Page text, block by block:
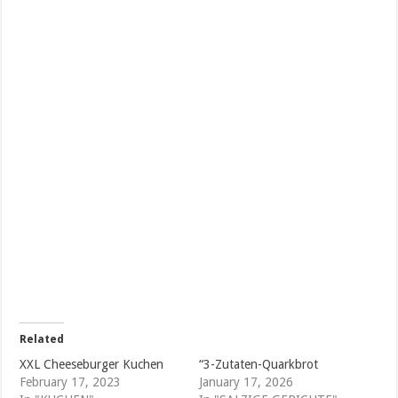
Related
XXL Cheeseburger Kuchen
February 17, 2023
“3-Zutaten-Quarkbrot
January 17, 2026